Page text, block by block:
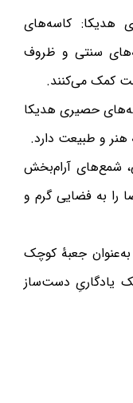
هدیکا: کاسه‌های
سنتی و ظروف
کمک می‌کنند.
حصیری هدیکا
هنر و طبیعت دارد.
شمع‌های آرام‌بخش
را به فضایی گرم و
جعبهٔ کوچک
یادگاریِ دست‌ساز